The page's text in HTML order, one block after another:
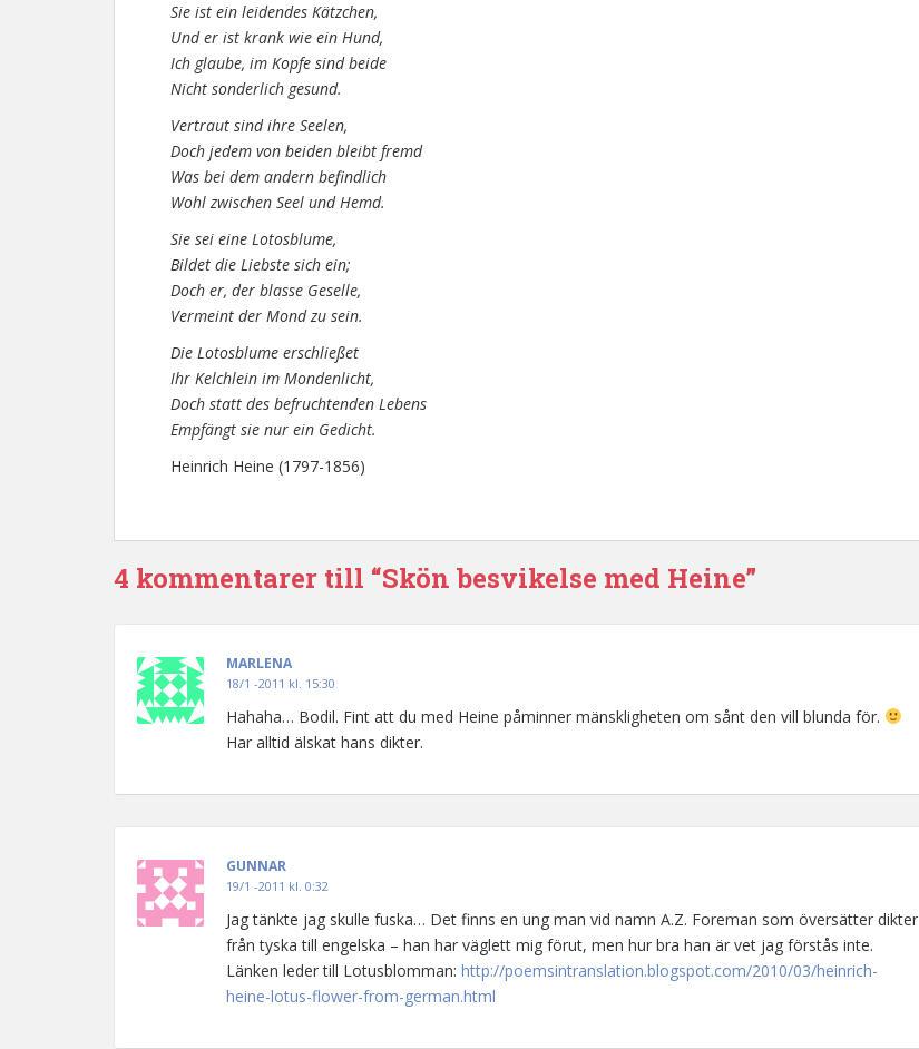
Sie ist ein leidendes Kätzchen,
Und er ist krank wie ein Hund,
Ich glaube, im Kopfe sind beide
Nicht sonderlich gesund.
Vertraut sind ihre Seelen,
Doch jedem von beiden bleibt fremd
Was bei dem andern befindlich
Wohl zwischen Seel und Hemd.
Sie sei eine Lotosblume,
Bildet die Liebste sich ein;
Doch er, der blasse Geselle,
Vermeint der Mond zu sein.
Die Lotosblume erschließet
Ihr Kelchlein im Mondenlicht,
Doch statt des befruchtenden Lebens
Empfängt sie nur ein Gedicht.
Heinrich Heine (1797-1856)
4 kommentarer till “Skön besvikelse med Heine”
MARLENA
18/1 -2011 kl. 15:30
Hahaha… Bodil. Fint att du med Heine påminner mänskligheten om sånt den vill blunda för.
Har alltid älskat hans dikter.
GUNNAR
19/1 -2011 kl. 0:32
Jag tänkte jag skulle fuska… Det finns en ung man vid namn A.Z. Foreman som översätter dikter
från tyska till engelska – han har väglett mig förut, men hur bra han är vet jag förstås inte.
Länken leder till Lotusblomman: http://poemsintranslation.blogspot.com/2010/03/heinrich-
heine-lotus-flower-from-german.html